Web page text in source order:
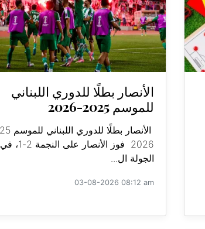
الأنصار بطلًا للدوري اللبناني
للموسم 2025-2026
2026 فوز الأنصار على النجمة 2-1، في
الجولة ال...
03-08-2026 08:12 am